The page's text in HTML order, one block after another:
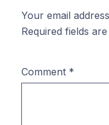
Your email
Required fields
Comment *